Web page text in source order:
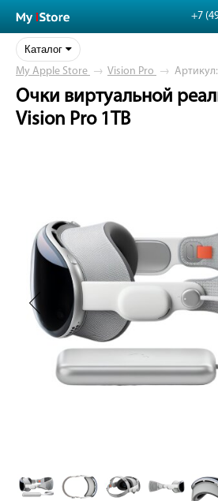
+7
Каталог
My Apple Store → Vision Pro → Артикул:
Очки виртуальной
Vision Pro 1TB